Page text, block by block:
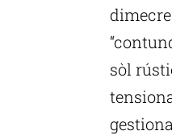
sòl